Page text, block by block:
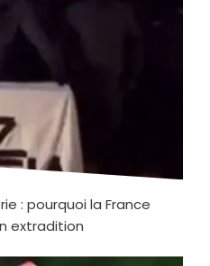
: pourquoi la France
extradition